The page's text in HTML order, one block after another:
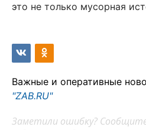
это не только мусорная
Важные и оперативные
"ZAB.RU"
Заметили ошибку?